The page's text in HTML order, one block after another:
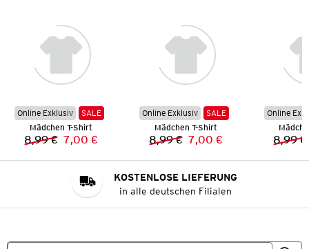
Online Exklusiv
SALE
Mädchen T-Shirt
Vorheriger Preis:
8,99 € Neuer Preis:
7,00 €
Online Exklusiv
SALE
Mädchen T-Shirt
Vorheriger Preis:
8,99 € Neuer Preis:
7,00 €
Online
8,99 €
KOSTENLOSE LIEFERUNG
in alle deutschen Filialen